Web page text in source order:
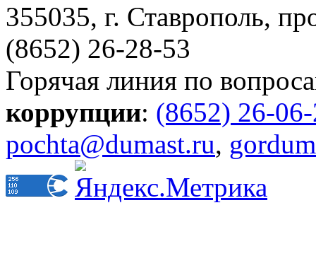
355035, г. Ставрополь,
(8652) 26-28-53
Горячая линия по
коррупции: (8652) 26-
pochta@dumast.ru,